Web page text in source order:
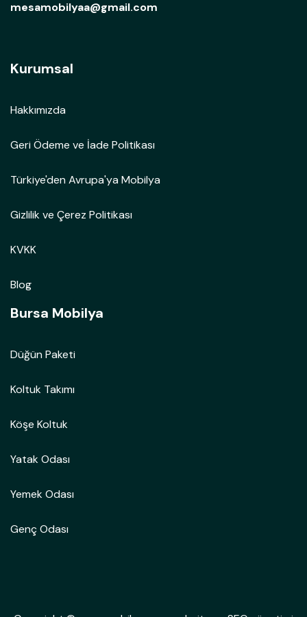
mesamobilyaa@gmail.com
Kurumsal
Hakkımızda
Geri Ödeme ve İade Politikası
Türkiye'den Avrupa'ya Mobilya
Gizlilik ve Çerez Politikası
KVKK
Blog
Bursa Mobilya
Düğün Paketi
Koltuk Takımı
Köşe Koltuk
Yatak Odası
Yemek Odası
Genç Odası